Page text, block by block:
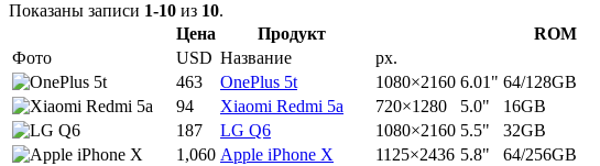
Показаны записи 1-10 из 10.
Цена
Продукт ROM
Фото
USD Название px.
463 OnePlus 5t 1080×2160 6.01" 64/128GB
94
Xiaomi Redmi 5a 720×1280 5.0" 16GB
187
LG Q6 1080×2160 5.5" 32GB
1,060 Apple iPhone X 1125×2436 5.8" 64/256GB